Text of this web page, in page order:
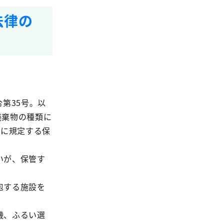
の
第35号。以
物の種類に
規定する保
が、保管す
る施設を
、ふるい選